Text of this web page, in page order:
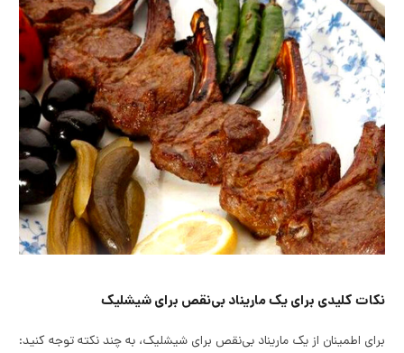
نکات کلیدی برای یک ماریناد بی‌نقص برای شیشلیک
برای اطمینان از یک ماریناد بی‌نقص برای شیشلیک، به چند نکته توجه کنید: